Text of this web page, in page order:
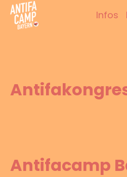
Zum
Inhalt
Infos
Antifacamp